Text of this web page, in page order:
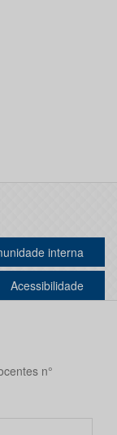
interna
Acessibilidade
n°